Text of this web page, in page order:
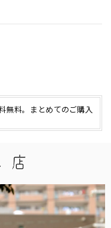
無料。まとめてのご購入